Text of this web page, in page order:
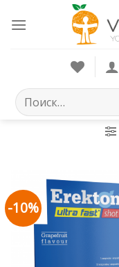
Искать:
-10%